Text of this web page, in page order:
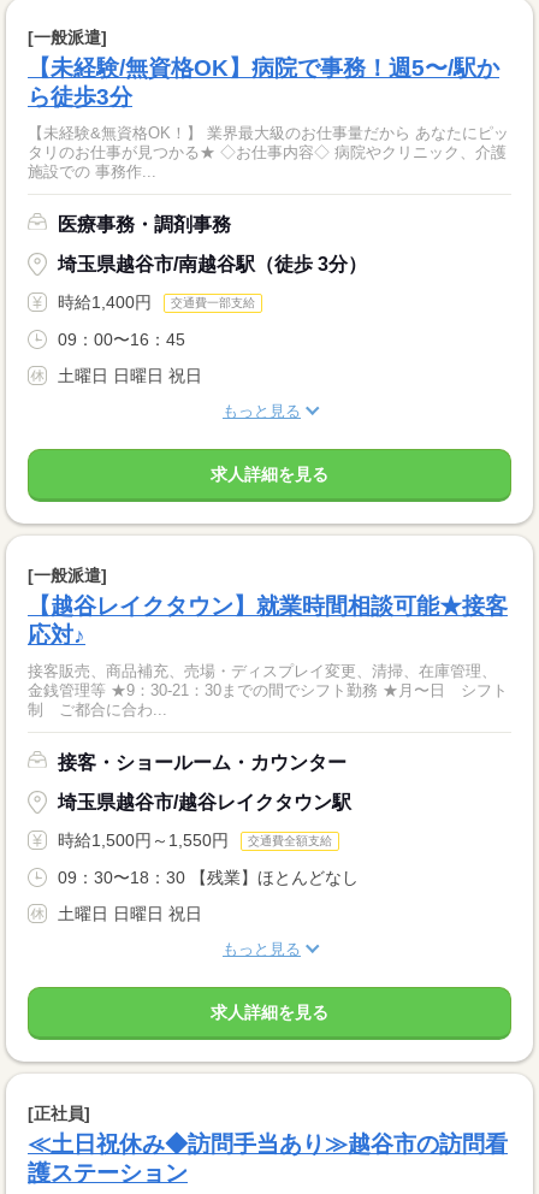
[一般派遣]
【未経験/無資格OK】病院で事務！週5〜/駅か
ら徒歩3分
【未経験&無資格OK！】 業界最大級のお仕事量だから あなたにピッ
タリのお仕事が見つかる★ ◇お仕事内容◇ 病院やクリニック、介護
施設での 事務作...
医療事務・調剤事務
埼玉県越谷市/南越谷駅（徒歩 3分）
時給1,400円 交通費一部支給
09：00〜16：45
土曜日 日曜日 祝日
もっと見る
求人詳細を見る
[一般派遣]
【越谷レイクタウン】就業時間相談可能★接客
応対♪
接客販売、商品補充、売場・ディスプレイ変更、清掃、在庫管理、
金銭管理等 ★9：30-21：30までの間でシフト勤務 ★月〜日 シフト
制 ご都合に合わ...
接客・ショールーム・カウンター
埼玉県越谷市/越谷レイクタウン駅
時給1,500円～1,550円 交通費全額支給
09：30〜18：30 【残業】ほとんどなし
土曜日 日曜日 祝日
もっと見る
求人詳細を見る
[正社員]
≪土日祝休み◆訪問手当あり≫越谷市の訪問看
護ステーション